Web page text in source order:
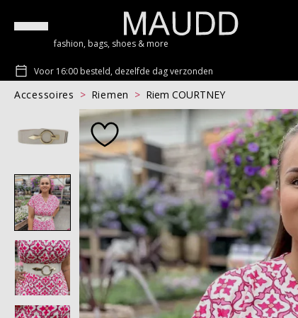
fashion, bags, shoes & more
Voor 16:00 besteld, dezelfde dag verzonden
Accessoires Riemen
Riem COURTNEY